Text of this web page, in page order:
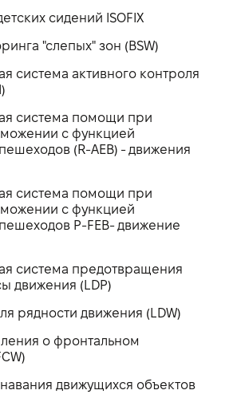
сидений ISOFIX
"слепых" зон (BSW)
система активного контроля
система помощи при
с функцией
(R-AEB) - движения
система помощи при
с функцией
P-FEB- движение
система предотвращения
движения (LDP)
рядности движения (LDW)
о фронтальном
движущихся объектов